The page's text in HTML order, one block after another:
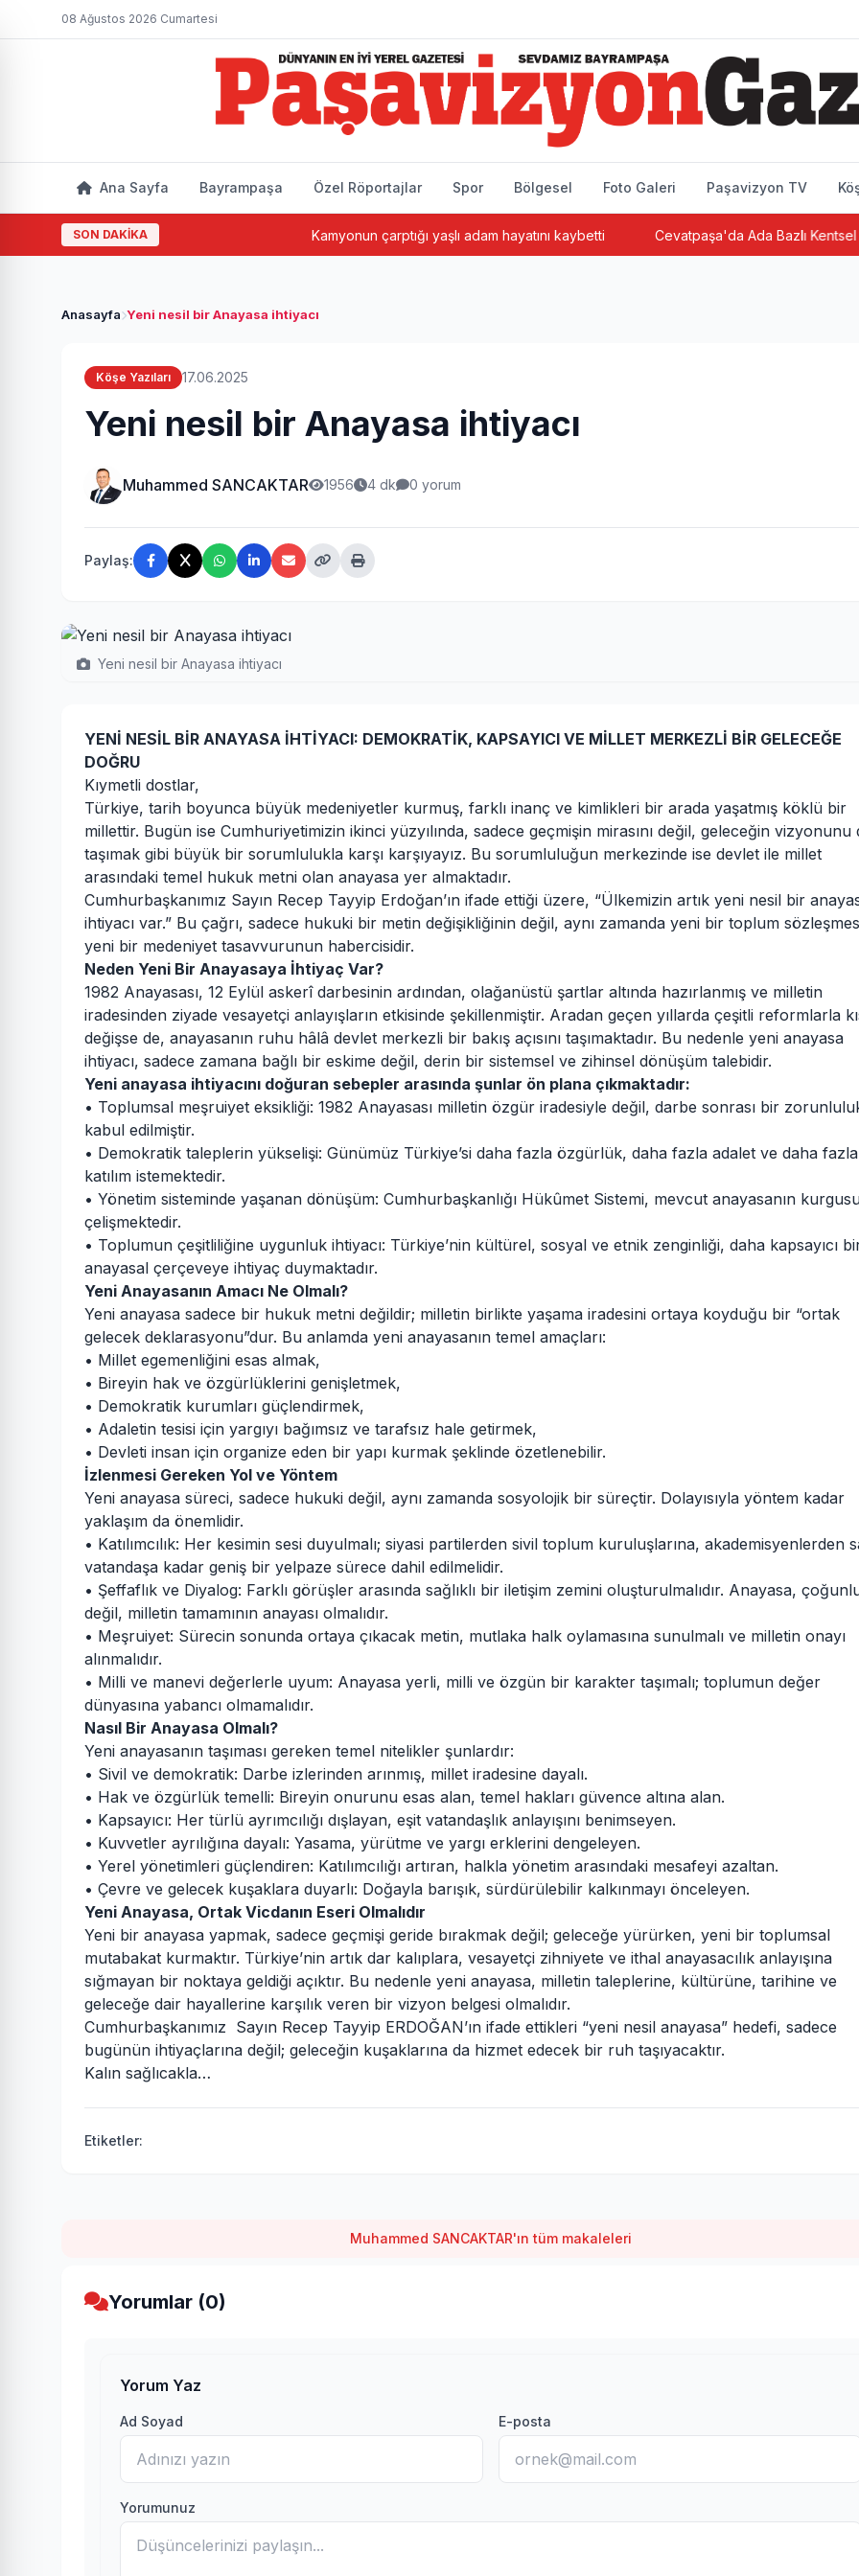
08 Ağustos 2026 Cumartesi
Ana Sayfa Bayrampaşa Özel Röportajlar Spor Bölgesel Foto Galeri Paşavizyon TV
SON DAKİKA Kamyonun çarptığı yaşlı adam hayatını kaybetti Cevatpaşa'da Ada Bazlı Kentsel
Anasayfa Yeni nesil bir Anayasa ihtiyacı
Köşe Yazıları 17.06.2025
Yeni nesil bir Anayasa ihtiyacı
Muhammed SANCAKTAR 1956 4 dk 0 yorum
Paylaş:
Yeni nesil bir Anayasa ihtiyacı
YENİ NESİL BİR ANAYASA İHTİYACI: DEMOKRATİK, KAPSAYICI VE MİLLET MERKEZLİ BİR GELECEĞE
DOĞRU
Kıymetli dostlar,
Türkiye, tarih boyunca büyük medeniyetler kurmuş, farklı inanç ve kimlikleri bir arada yaşatmış köklü bir
millettir. Bugün ise Cumhuriyetimizin ikinci yüzyılında, sadece geçmişin mirasını değil, geleceğin vizyonunu
taşımak gibi büyük bir sorumlulukla karşı karşıyayız. Bu sorumluluğun merkezinde ise devlet ile millet
arasındaki temel hukuk metni olan anayasa yer almaktadır.
Cumhurbaşkanımız Sayın Recep Tayyip Erdoğan’ın ifade ettiği üzere, “Ülkemizin artık yeni nesil bir
ihtiyacı var.” Bu çağrı, sadece hukuki bir metin değişikliğinin değil, aynı zamanda yeni bir toplum
yeni bir medeniyet tasavvurunun habercisidir.
Neden Yeni Bir Anayasaya İhtiyaç Var?
1982 Anayasası, 12 Eylül askerî darbesinin ardından, olağanüstü şartlar altında hazırlanmış ve milletin
iradesinden ziyade vesayetçi anlayışların etkisinde şekillenmiştir. Aradan geçen yıllarda çeşitli reformlarla
değişse de, anayasanın ruhu hâlâ devlet merkezli bir bakış açısını taşımaktadır. Bu nedenle yeni anayasa
ihtiyacı, sadece zamana bağlı bir eskime değil, derin bir sistemsel ve zihinsel dönüşüm talebidir.
Yeni anayasa ihtiyacını doğuran sebepler arasında şunlar ön plana çıkmaktadır:
• Toplumsal meşruiyet eksikliği: 1982 Anayasası milletin özgür iradesiyle değil, darbe sonrası bir
kabul edilmiştir.
• Demokratik taleplerin yükselişi: Günümüz Türkiye’si daha fazla özgürlük, daha fazla adalet ve daha fazla
katılım istemektedir.
• Yönetim sisteminde yaşanan dönüşüm: Cumhurbaşkanlığı Hükûmet Sistemi, mevcut anayasanın
çelişmektedir.
• Toplumun çeşitliliğine uygunluk ihtiyacı: Türkiye’nin kültürel, sosyal ve etnik zenginliği, daha kapsayıcı
anayasal çerçeveye ihtiyaç duymaktadır.
Yeni Anayasanın Amacı Ne Olmalı?
Yeni anayasa sadece bir hukuk metni değildir; milletin birlikte yaşama iradesini ortaya koyduğu bir “ortak
gelecek deklarasyonu”dur. Bu anlamda yeni anayasanın temel amaçları:
• Millet egemenliğini esas almak,
• Bireyin hak ve özgürlüklerini genişletmek,
• Demokratik kurumları güçlendirmek,
• Adaletin tesisi için yargıyı bağımsız ve tarafsız hale getirmek,
• Devleti insan için organize eden bir yapı kurmak şeklinde özetlenebilir.
İzlenmesi Gereken Yol ve Yöntem
Yeni anayasa süreci, sadece hukuki değil, aynı zamanda sosyolojik bir süreçtir. Dolayısıyla yöntem kadar
yaklaşım da önemlidir.
• Katılımcılık: Her kesimin sesi duyulmalı; siyasi partilerden sivil toplum kuruluşlarına, akademisyenlerden
vatandaşa kadar geniş bir yelpaze sürece dahil edilmelidir.
• Şeffaflık ve Diyalog: Farklı görüşler arasında sağlıklı bir iletişim zemini oluşturulmalıdır. Anayasa,
değil, milletin tamamının anayası olmalıdır.
• Meşruiyet: Sürecin sonunda ortaya çıkacak metin, mutlaka halk oylamasına sunulmalı ve milletin onayı
alınmalıdır.
• Milli ve manevi değerlerle uyum: Anayasa yerli, milli ve özgün bir karakter taşımalı; toplumun değer
dünyasına yabancı olmamalıdır.
Nasıl Bir Anayasa Olmalı?
Yeni anayasanın taşıması gereken temel nitelikler şunlardır:
• Sivil ve demokratik: Darbe izlerinden arınmış, millet iradesine dayalı.
• Hak ve özgürlük temelli: Bireyin onurunu esas alan, temel hakları güvence altına alan.
• Kapsayıcı: Her türlü ayrımcılığı dışlayan, eşit vatandaşlık anlayışını benimseyen.
• Kuvvetler ayrılığına dayalı: Yasama, yürütme ve yargı erklerini dengeleyen.
• Yerel yönetimleri güçlendiren: Katılımcılığı artıran, halkla yönetim arasındaki mesafeyi azaltan.
• Çevre ve gelecek kuşaklara duyarlı: Doğayla barışık, sürdürülebilir kalkınmayı önceleyen.
Yeni Anayasa, Ortak Vicdanın Eseri Olmalıdır
Yeni bir anayasa yapmak, sadece geçmişi geride bırakmak değil; geleceğe yürürken, yeni bir toplumsal
mutabakat kurmaktır. Türkiye’nin artık dar kalıplara, vesayetçi zihniyete ve ithal anayasacılık anlayışına
sığmayan bir noktaya geldiği açıktır. Bu nedenle yeni anayasa, milletin taleplerine, kültürüne, tarihine ve
geleceğe dair hayallerine karşılık veren bir vizyon belgesi olmalıdır.
Cumhurbaşkanımız Sayın Recep Tayyip ERDOĞAN’ın ifade ettikleri “yeni nesil anayasa” hedefi, sadece
bugünün ihtiyaçlarına değil; geleceğin kuşaklarına da hizmet edecek bir ruh taşıyacaktır.
Kalın sağlıcakla…
Etiketler:
Muhammed SANCAKTAR'ın tüm makaleleri
Yorumlar (0)
Yorum Yaz
Ad Soyad E-posta
Yorumunuz